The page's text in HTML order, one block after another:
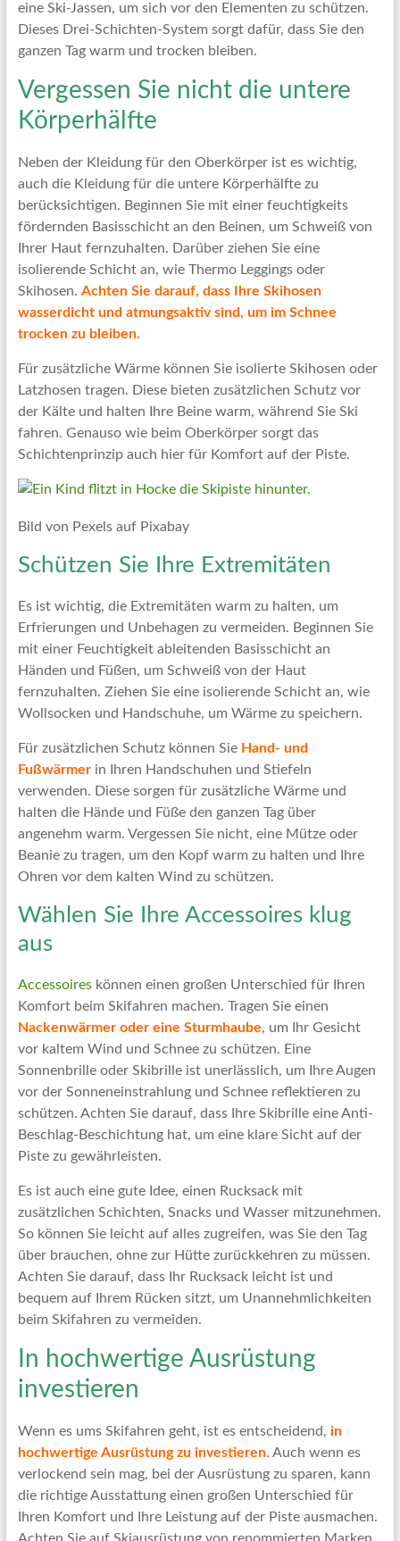
eine Ski-Jassen, um sich vor den Elementen zu schützen.
Dieses Drei-Schichten-System sorgt dafür, dass Sie den
ganzen Tag warm und trocken bleiben.
Vergessen Sie nicht die untere
Körperhälfte
Neben der Kleidung für den Oberkörper ist es wichtig,
auch die Kleidung für die untere Körperhälfte zu
berücksichtigen. Beginnen Sie mit einer feuchtigkeits
fördernden Basisschicht an den Beinen, um Schweiß von
Ihrer Haut fernzuhalten. Darüber ziehen Sie eine
isolierende Schicht an, wie Thermo Leggings oder
Skihosen. Achten Sie darauf, dass Ihre Skihosen
wasserdicht und atmungsaktiv sind, um im Schnee
trocken zu bleiben.
Für zusätzliche Wärme können Sie isolierte Skihosen oder
Latzhosen tragen. Diese bieten zusätzlichen Schutz vor
der Kälte und halten Ihre Beine warm, während Sie Ski
fahren. Genauso wie beim Oberkörper sorgt das
Schichtenprinzip auch hier für Komfort auf der Piste.
Bild von Pexels auf Pixabay
Schützen Sie Ihre Extremitäten
Es ist wichtig, die Extremitäten warm zu halten, um
Erfrierungen und Unbehagen zu vermeiden. Beginnen Sie
mit einer Feuchtigkeit ableitenden Basisschicht an
Händen und Füßen, um Schweiß von der Haut
fernzuhalten. Ziehen Sie eine isolierende Schicht an, wie
Wollsocken und Handschuhe, um Wärme zu speichern.
Für zusätzlichen Schutz können Sie Hand- und
Fußwärmerin Ihren Handschuhen und Stiefeln
verwenden. Diese sorgen für zusätzliche Wärme und
halten die Hände und Füße den ganzen Tag über
angenehm warm. Vergessen Sie nicht, eine Mütze oder
Beanie zu tragen, um den Kopf warm zu halten und Ihre
Ohren vor dem kalten Wind zu schützen.
Wählen Sie Ihre Accessoires klug
aus
Accessoireskönnen einen großen Unterschied für Ihren
Komfort beim Skifahren machen. Tragen Sie einen
Nackenwärmer oder eine Sturmhaube, um Ihr Gesicht
vor kaltem Wind und Schnee zu schützen. Eine
Sonnenbrille oder Skibrille ist unerlässlich, um Ihre Augen
vor der Sonneneinstrahlung und Schnee reflektieren zu
schützen. Achten Sie darauf, dass Ihre Skibrille eine Anti-
Beschlag-Beschichtung hat, um eine klare Sicht auf der
Piste zu gewährleisten.
Es ist auch eine gute Idee, einen Rucksack mit
zusätzlichen Schichten, Snacks und Wasser mitzunehmen.
So können Sie leicht auf alles zugreifen, was Sie den Tag
über brauchen, ohne zur Hütte zurückkehren zu müssen.
Achten Sie darauf, dass Ihr Rucksack leicht ist und
bequem auf Ihrem Rücken sitzt, um Unannehmlichkeiten
beim Skifahren zu vermeiden.
In hochwertige Ausrüstung
investieren
Wenn es ums Skifahren geht, ist es entscheidend, in
hochwertige Ausrüstung zu investieren. Auch wenn es
verlockend sein mag, bei der Ausrüstung zu sparen, kann
die richtige Ausstattung einen großen Unterschied für
Ihren Komfort und Ihre Leistung auf der Piste ausmachen.